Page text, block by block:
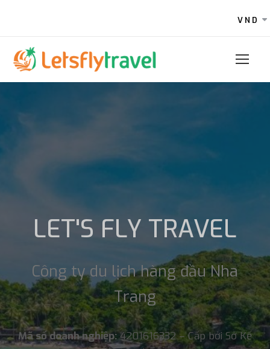
VND
LET'S FLY TRAVEL
Công ty du lịch hàng đầu Nha
Trang
Mã số doanh nghiệp:4201616332 – Cấp bởi Sở Kế